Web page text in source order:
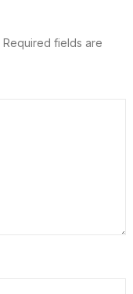
Required fields are